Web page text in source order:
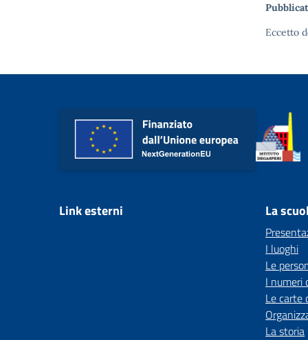
Eccetto
Link esterni La
I luoghi
Le
I numeri
Le carte
La storia